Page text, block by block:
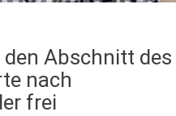
Abschnitt
nach
frei